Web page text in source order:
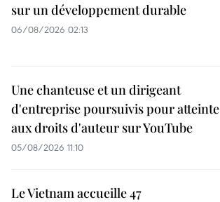
sur un développement durable
06/08/2026 02:13
Une chanteuse et un dirigeant
d'entreprise poursuivis pour atteinte
aux droits d'auteur sur YouTube
05/08/2026 11:10
Le Vietnam accueille 47